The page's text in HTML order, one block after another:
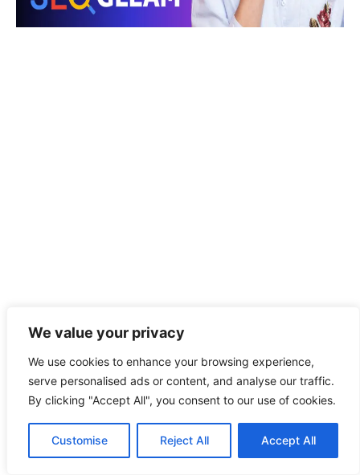
We value your privacy
We use cookies to enhance your browsing experience,
serve personalised ads or content, and analyse our traffic.
By clicking "Accept All", you consent to our use of cookies.
Customise Reject All Accept All